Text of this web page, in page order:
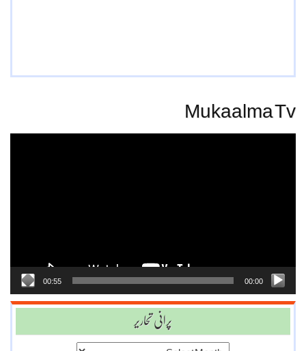
Mukaalma Tv
00:00
00:55
پرانی تحاریر